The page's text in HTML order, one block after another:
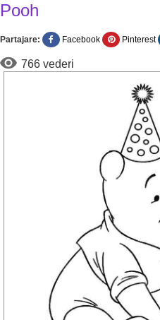
Pooh
Partajare: Facebook Pinterest
766 vederi